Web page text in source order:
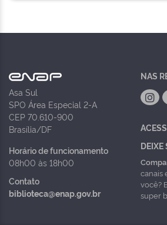
Asa Sul
SPO Área Especial 2-A
CEP 70.610-900
Brasília/DF
Horário de funcionamento
08h00 às 18h00
Contato
biblioteca@enap.gov.br
NAS
DEIXE
canais
você?
super